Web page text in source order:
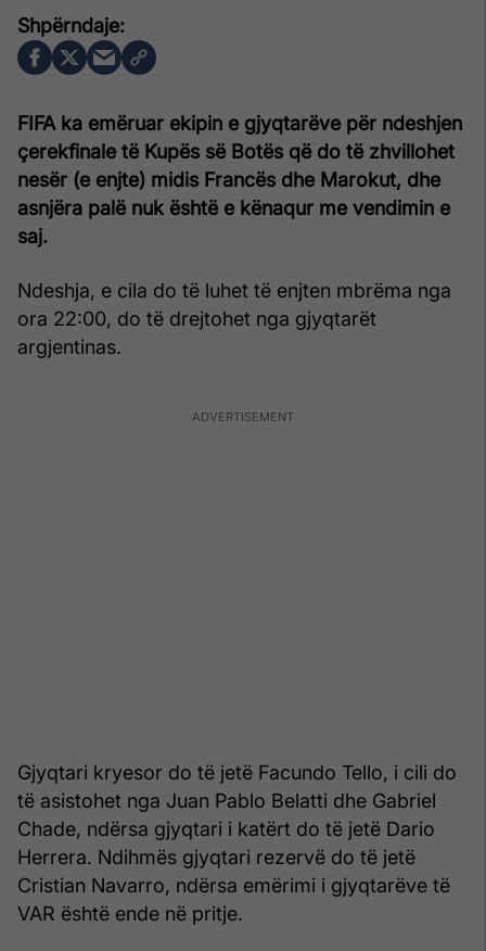
FIFA ka emëruar ekipin e gjyqtarëve për ndeshjen
çerekfinale të Kupës së Botës që do të zhvillohet
nesër (e enjte) midis Francës dhe Marokut, dhe
asnjëra palë nuk është e kënaqur me vendimin e
saj.
Ndeshja, e cila do të luhet të enjten mbrëma nga
ora 22:00, do të drejtohet nga gjyqtarët
argjentinas.
Gjyqtari kryesor do të jetë Facundo Tello, i cili do
të asistohet nga Juan Pablo Belatti dhe Gabriel
Chade, ndërsa gjyqtari i katërt do të jetë Dario
Herrera. Ndihmës gjyqtari rezervë do të jetë
Cristian Navarro, ndërsa emërimi i gjyqtarëve të
VAR është ende në pritje.